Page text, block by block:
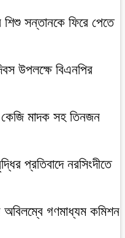
শিশু সন্তানকে ফিরে পেতে
উপলক্ষে বিএনপির
মাদক সহ তিনজন
প্রতিবাদে নরসিংদীতে
অবিলম্বে গণমাধ্যম কমিশন